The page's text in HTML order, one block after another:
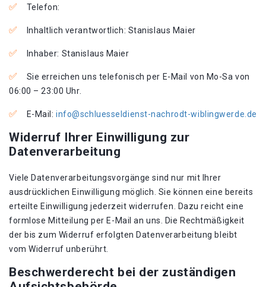
Telefon:
Inhaltlich verantwortlich: Stanislaus Maier
Inhaber: Stanislaus Maier
Sie erreichen uns telefonisch per E-Mail von Mo-Sa von
06:00 – 23:00 Uhr.
E-Mail:info@schluesseldienst-nachrodt-wiblingwerde.de
Widerruf Ihrer Einwilligung zur
Datenverarbeitung
Viele Datenverarbeitungsvorgänge sind nur mit Ihrer
ausdrücklichen Einwilligung möglich. Sie können eine bereits
erteilte Einwilligung jederzeit widerrufen. Dazu reicht eine
formlose Mitteilung per E-Mail an uns. Die Rechtmäßigkeit
der bis zum Widerruf erfolgten Datenverarbeitung bleibt
vom Widerruf unberührt.
Beschwerderecht bei der zuständigen